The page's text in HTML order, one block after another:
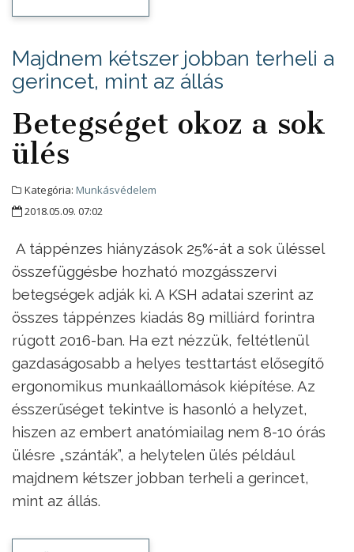
Majdnem kétszer jobban terheli a
gerincet, mint az állás
Betegséget okoz a sok
ülés
Kategória: Munkásvédelem
2018.05.09. 07:02
A táppénzes hiányzások 25%-át a sok üléssel
összefüggésbe hozható mozgásszervi
betegségek adják ki. A KSH adatai szerint az
összes táppénzes kiadás 89 milliárd forintra
rúgott 2016-ban. Ha ezt nézzük, feltétlenül
gazdaságosabb a helyes testtartást elősegítő
ergonomikus munkaállomások kiépítése. Az
ésszerűséget tekintve is hasonló a helyzet,
hiszen az embert anatómiailag nem 8-10 órás
ülésre „szánták”, a helytelen ülés például
majdnem kétszer jobban terheli a gerincet,
mint az állás.